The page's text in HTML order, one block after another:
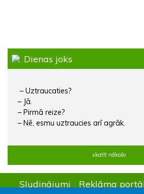
Dienas joks
– Uztraucaties?
– Jā.
– Pirmā reize?
– Nē, esmu uztraucies arī agrāk.
skatīt nākošo
Sludinājumi Reklāma